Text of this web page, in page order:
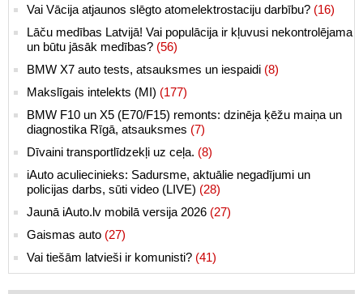
Vai Vācija atjaunos slēgto atomelektrostaciju darbību? (16)
Lāču medības Latvijā! Vai populācija ir kļuvusi nekontrolējama
un būtu jāsāk medības? (56)
BMW X7 auto tests, atsauksmes un iespaidi (8)
Makslīgais intelekts (MI) (177)
BMW F10 un X5 (E70/F15) remonts: dzinēja ķēžu maiņa un
diagnostika Rīgā, atsauksmes (7)
Dīvaini transportlīdzekļi uz ceļa. (8)
iAuto aculiecinieks: Sadursme, aktuālie negadījumi un
policijas darbs, sūti video (LIVE) (28)
Jaunā iAuto.lv mobilā versija 2026 (27)
Gaismas auto (27)
Vai tiešām latvieši ir komunisti? (41)